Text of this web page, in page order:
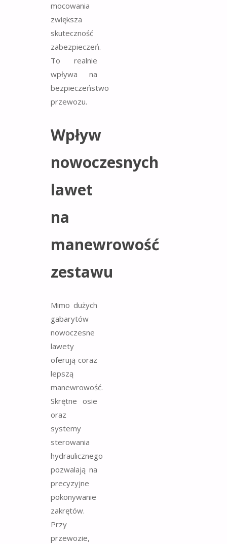
mocowania
zwiększa
skuteczność
zabezpieczeń.
To realnie
wpływa na
bezpieczeństwo
przewozu.
Wpływ
nowoczesnych
lawet
na
manewrowość
zestawu
Mimo dużych
gabarytów
nowoczesne
lawety
oferują coraz
lepszą
manewrowość.
Skrętne osie
oraz
systemy
sterowania
hydraulicznego
pozwalają na
precyzyjne
pokonywanie
zakrętów.
Przy
przewozie,